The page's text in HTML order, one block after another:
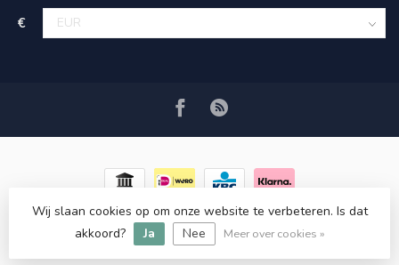
€
© Copyright 2026 RC COSMETICS- Powered byLightspeed-
Lightspeed design
Dyvelopment
Wij slaan cookies op om onze website te verbeteren. Is dat
akkoord?
Ja Nee Meer over cookies »